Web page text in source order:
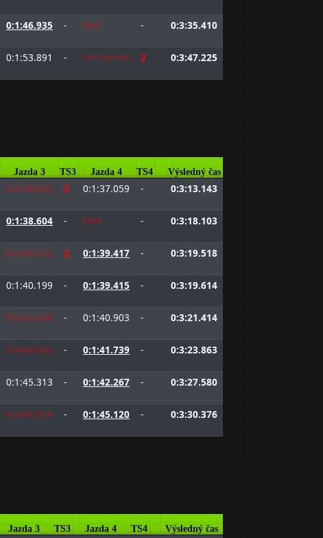
0:1:46.935 - DNF - 0:3:35.410
0:1:53.891 - 0:1:55.109 2 0:3:47.225
Jazda 3 TS3 Jazda 4 TS4 Výsledný čas
0:1:38.053 2 0:1:37.059 - 0:3:13.143
0:1:38.604 - DNF - 0:3:18.103
0:1:42.710 2 0:1:39.417 - 0:3:19.518
0:1:40.199 - 0:1:39.415 - 0:3:19.614
0:1:42.344 - 0:1:40.903 - 0:3:21.414
0:1:43.149 - 0:1:41.739 - 0:3:23.863
0:1:45.313 - 0:1:42.267 - 0:3:27.580
0:1:45.518 - 0:1:45.120 - 0:3:30.376
Jazda 3 TS3 Jazda 4 TS4 Výsledný čas